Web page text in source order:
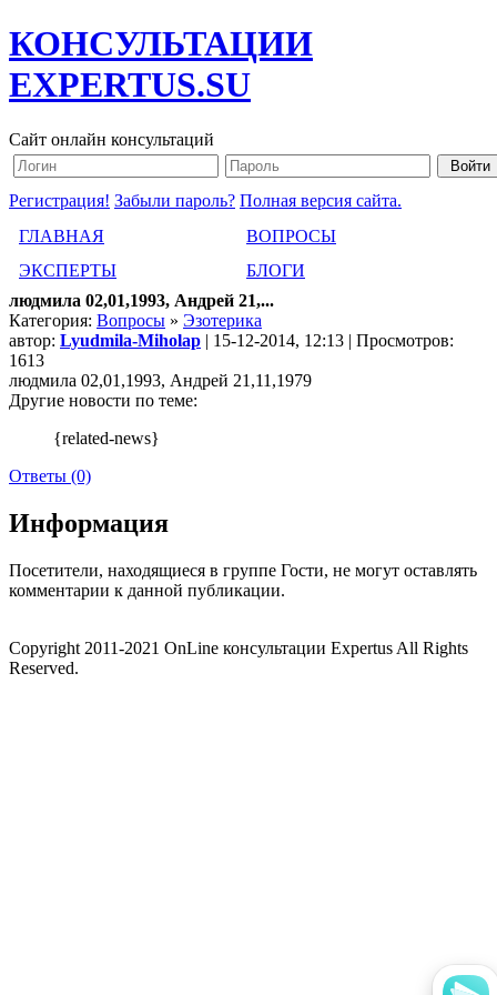
КОНСУЛЬТАЦИИ
EXPERTUS.SU
Сайт онлайн консультаций
Регистрация! Забыли пароль? Полная версия сайта.
ГЛАВНАЯ
ВОПРОСЫ
ЭКСПЕРТЫ
БЛОГИ
людмила 02,01,1993, Андрей 21,...
Категория: Вопросы » Эзотерика
автор: Lyudmila-Miholap | 15-12-2014, 12:13 | Просмотров:
1613
людмила 02,01,1993, Андрей 21,11,1979
Другие новости по теме:
{related-news}
Ответы (0)
Информация
Посетители, находящиеся в группе Гости, не могут оставлять
комментарии к данной публикации.
Copyright 2011-2021 OnLine консультации Expertus All Rights
Reserved.